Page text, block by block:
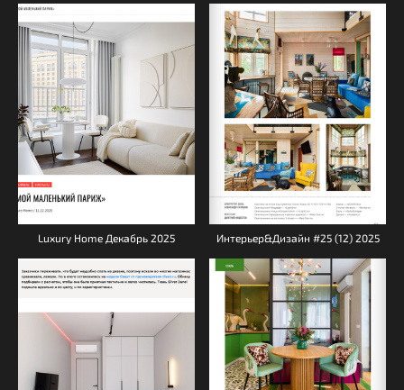
Luxury Home Декабрь 2025 Интерьер&Дизайн #25 (12) 2025